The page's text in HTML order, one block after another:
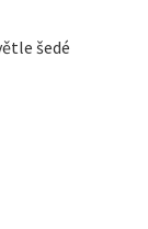
šedé